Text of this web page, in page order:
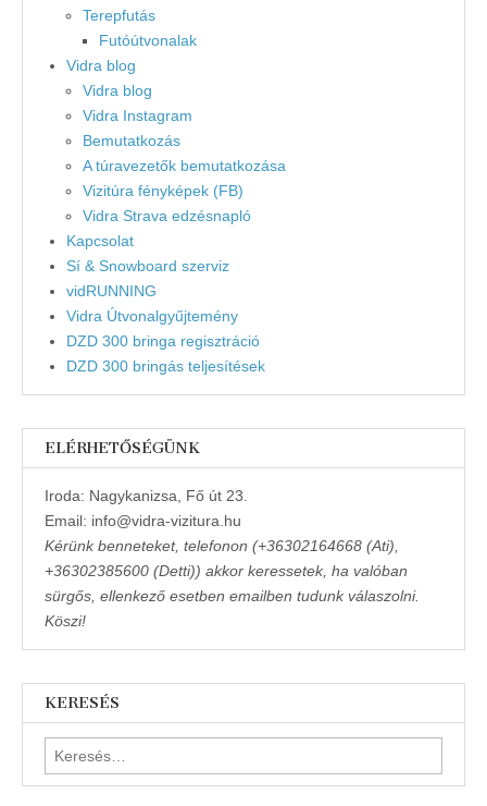
Terepfutás
Futóútvonalak
Vidra blog
Vidra blog
Vidra Instagram
Bemutatkozás
A túravezetők bemutatkozása
Vizitúra fényképek (FB)
Vidra Strava edzésnapló
Kapcsolat
Sí & Snowboard szerviz
vidRUNNING
Vidra Útvonalgyűjtemény
DZD 300 bringa regisztráció
DZD 300 bringás teljesítések
ELÉRHETŐSÉGÜNK
Iroda: Nagykanizsa, Fő út 23.
Email: info@vidra-vizitura.hu
Kérünk benneteket, telefonon (+36302164668 (Ati),
+36302385600 (Detti)) akkor keressetek, ha valóban
sürgős, ellenkező esetben emailben tudunk válaszolni.
Köszi!
KERESÉS
Keresés: